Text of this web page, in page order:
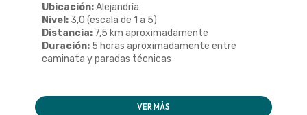
Ubicación:Alejandría
Nivel: 3,0 (escala de 1 a 5)
Distancia: 7,5 km aproximadamente
Duración: 5 horas aproximadamente entre
caminata y paradas técnicas
VER MÁS